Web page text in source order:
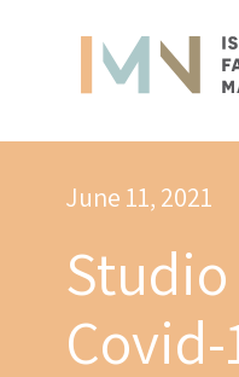
June 11, 2021
Covid-